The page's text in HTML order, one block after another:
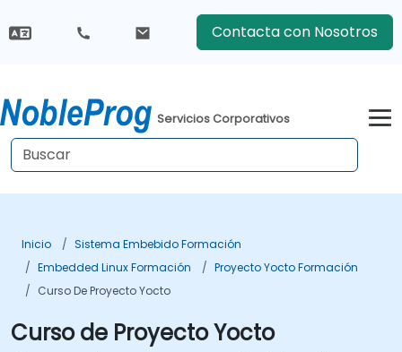
Contacta con Nosotros
Servicios Corporativos
Inicio
Sistema Embebido Formación
Embedded Linux Formación
Proyecto Yocto Formación
Curso De Proyecto Yocto
Curso de Proyecto Yocto